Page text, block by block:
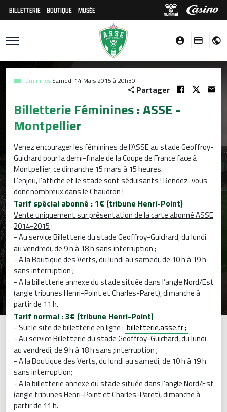
BILLETTERIE BOUTIQUE MUSÉE
Féminines Samedi 14 Mars 2015 à 20h30
Partager
Billetterie Féminines : ASSE -
Montpellier
Venez encourager les féminines de l’ASSE au stade Geoffroy-
Guichard pour la demi-finale de la Coupe de France face à
Montpellier, ce dimanche 15 mars à 15 heures.
L’enjeu, l’affiche et le stade sont séduisants ! Rendez-vous
donc nombreux dans le Chaudron !
Tarif spécial abonné : 1€ (tribune Henri-Point)
Vente uniquement sur présentation de la carte abonné ASSE
2014-2015:
- Au service Billetterie du stade Geoffroy-Guichard, du lundi
au vendredi, de 9 h à 18 h sans interruption ;
- A la Boutique des Verts, du lundi au samedi, de 10 h à 19 h
sans interruption ;
- A la billetterie annexe du stade située dans l’angle Nord/Est
(angle tribunes Henri-Point et Charles-Paret), dimanche à
partir de 11 h.
Tarif normal : 3€ (tribune Henri-Point)
- Sur le site de billetterie en ligne : billetterie.asse.fr ;
- Au service Billetterie du stade Geoffroy-Guichard, du lundi
au vendredi, de 9 h à 18 h sans ;interruption ;
- A la Boutique des Verts, du lundi au samedi, de 10 h à 19 h
sans interruption;
- A la billetterie annexe du stade située dans l’angle Nord/Est
(angle tribunes Henri-Point et Charles-Paret), dimanche à
partir de 11 h.